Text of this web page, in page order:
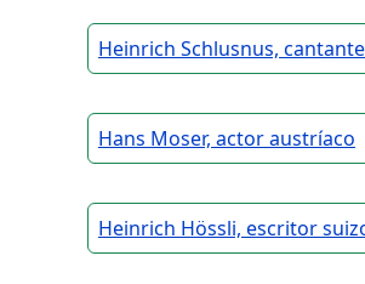
Heinrich Schlusnus,
Hans Moser, actor austríaco
Heinrich Hössli, escritor